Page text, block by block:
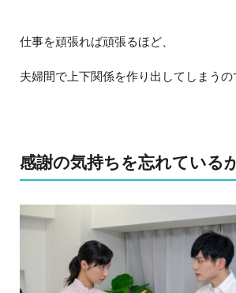
仕事を頑張れば頑張るほど、
夫婦間で上下関係を作り出してしまうの
感謝の気持ちを忘れている